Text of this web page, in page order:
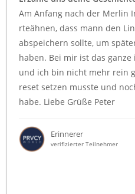
Am Anfang nach der Merlin
rteähnen, dass mann den
abspeichern sollte, um
haben. Bei mir ist das
und ich bin nicht mehr rein
reset setzen musste und
habe. Liebe Grüße Peter
Erinnerer
verifizierter Teilnehmer